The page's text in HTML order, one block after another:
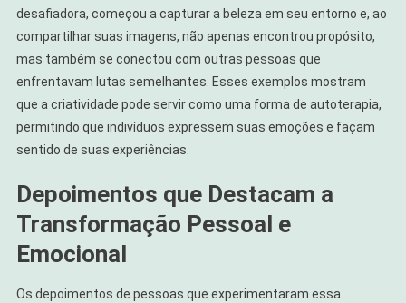
desafiadora, começou a capturar a beleza em seu entorno e, ao
compartilhar suas imagens, não apenas encontrou propósito,
mas também se conectou com outras pessoas que
enfrentavam lutas semelhantes. Esses exemplos mostram
que a criatividade pode servir como uma forma de autoterapia,
permitindo que indivíduos expressem suas emoções e façam
sentido de suas experiências.
Depoimentos que Destacam a
Transformação Pessoal e
Emocional
Os depoimentos de pessoas que experimentaram essa